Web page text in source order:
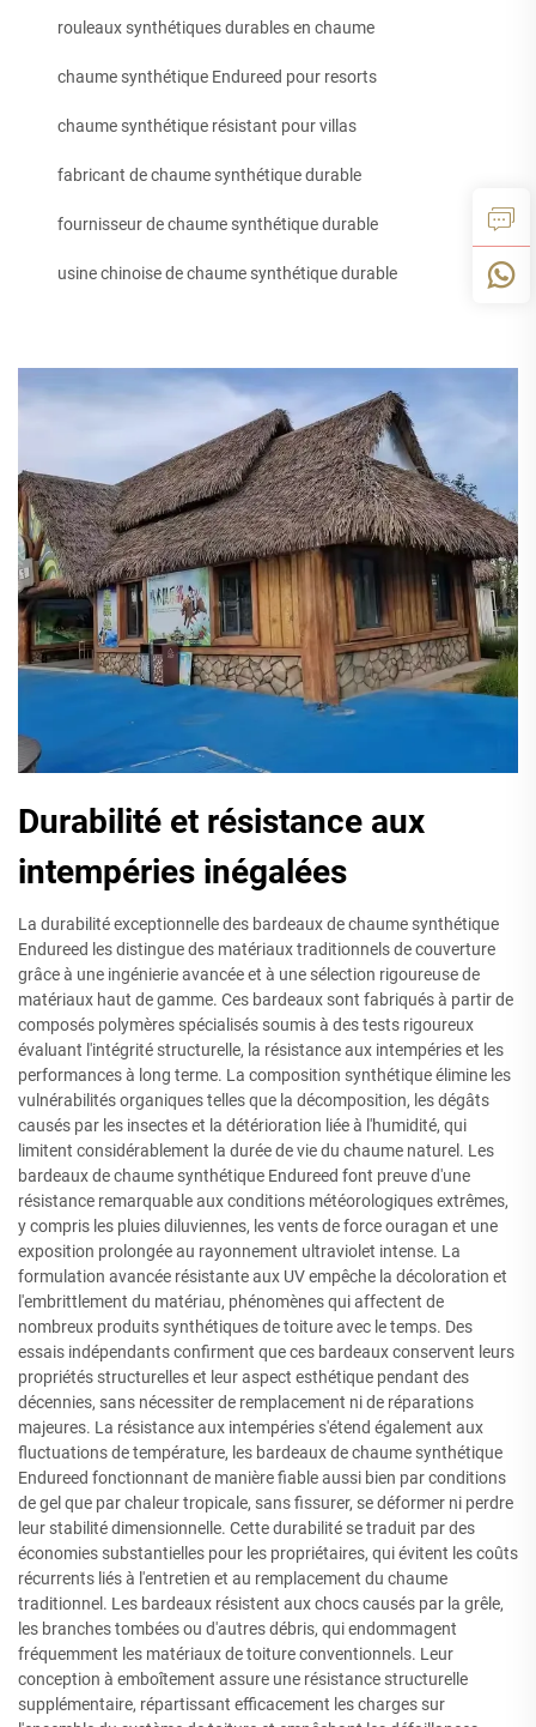
rouleaux synthétiques durables en chaume
chaume synthétique Endureed pour resorts
chaume synthétique résistant pour villas
fabricant de chaume synthétique durable
fournisseur de chaume synthétique durable
usine chinoise de chaume synthétique durable
Durabilité et résistance aux
intempéries inégalées
La durabilité exceptionnelle des bardeaux de chaume synthétique
Endureed les distingue des matériaux traditionnels de couverture
grâce à une ingénierie avancée et à une sélection rigoureuse de
matériaux haut de gamme. Ces bardeaux sont fabriqués à partir de
composés polymères spécialisés soumis à des tests rigoureux
évaluant l'intégrité structurelle, la résistance aux intempéries et les
performances à long terme. La composition synthétique élimine les
vulnérabilités organiques telles que la décomposition, les dégâts
causés par les insectes et la détérioration liée à l'humidité, qui
limitent considérablement la durée de vie du chaume naturel. Les
bardeaux de chaume synthétique Endureed font preuve d'une
résistance remarquable aux conditions météorologiques extrêmes,
y compris les pluies diluviennes, les vents de force ouragan et une
exposition prolongée au rayonnement ultraviolet intense. La
formulation avancée résistante aux UV empêche la décoloration et
l'embrittlement du matériau, phénomènes qui affectent de
nombreux produits synthétiques de toiture avec le temps. Des
essais indépendants confirment que ces bardeaux conservent leurs
propriétés structurelles et leur aspect esthétique pendant des
décennies, sans nécessiter de remplacement ni de réparations
majeures. La résistance aux intempéries s'étend également aux
fluctuations de température, les bardeaux de chaume synthétique
Endureed fonctionnant de manière fiable aussi bien par conditions
de gel que par chaleur tropicale, sans fissurer, se déformer ni perdre
leur stabilité dimensionnelle. Cette durabilité se traduit par des
économies substantielles pour les propriétaires, qui évitent les coûts
récurrents liés à l'entretien et au remplacement du chaume
traditionnel. Les bardeaux résistent aux chocs causés par la grêle,
les branches tombées ou d'autres débris, qui endommagent
fréquemment les matériaux de toiture conventionnels. Leur
conception à emboîtement assure une résistance structurelle
supplémentaire, répartissant efficacement les charges sur